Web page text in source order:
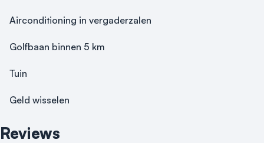
Airconditioning in vergaderzalen
Golfbaan binnen 5 km
Tuin
Geld wisselen
Reviews